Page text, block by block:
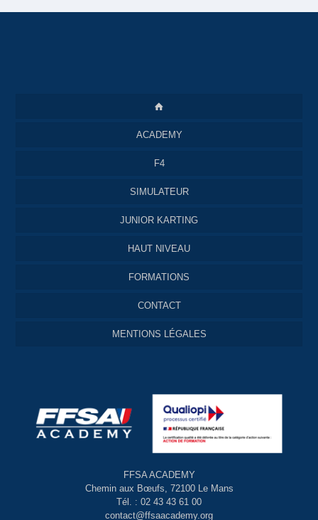
ACADEMY
F4
SIMULATEUR
JUNIOR KARTING
HAUT NIVEAU
FORMATIONS
CONTACT
MENTIONS LÉGALES
FFSA ACADEMY
Chemin aux Bœufs, 72100 Le Mans
Tél. : 02 43 43 61 00
contact@ffsaacademy.org